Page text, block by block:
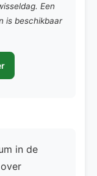
Een
is beschikbaar
in de